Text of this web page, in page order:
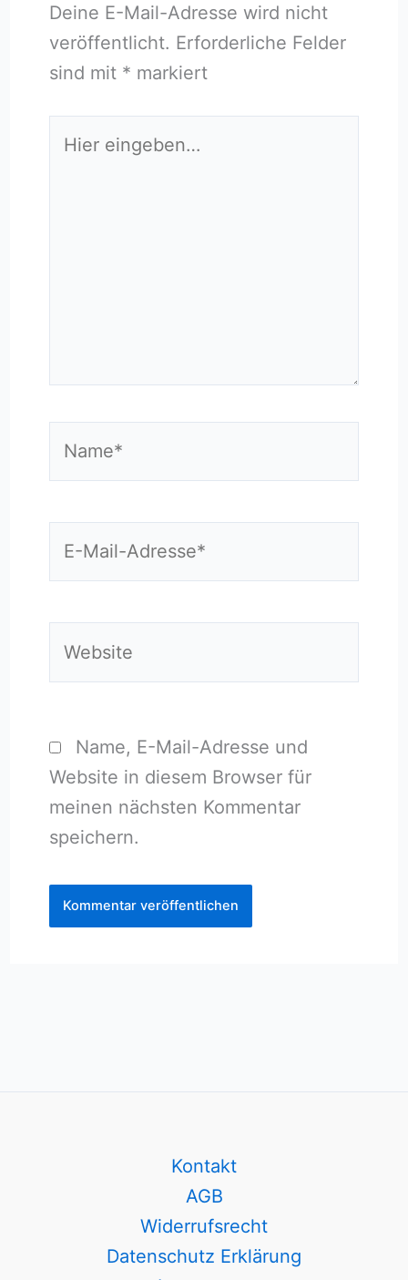
Deine E-Mail-Adresse wird nicht
veröffentlicht. Erforderliche Felder
sind mit * markiert
eingeben…
Name, E-Mail-Adresse und
Website in diesem Browser für
meinen nächsten Kommentar
speichern.
Kontakt
AGB
Widerrufsrecht
Datenschutz Erklärung